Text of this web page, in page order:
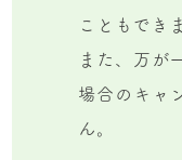
こともできま
また、万が
場合のキャ
ん。